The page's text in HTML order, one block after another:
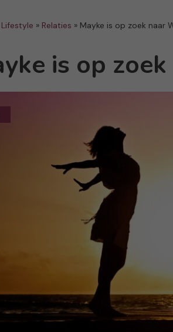
Lifestyle » Relaties » Mayke is op zoek naar
is op